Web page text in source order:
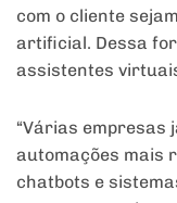
com o cliente
artificial. Dessa
assistentes
“Várias empresas
automações mais
chatbots e